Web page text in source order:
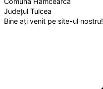
Județul Tulcea
Bine ați venit pe site-ul nostru!